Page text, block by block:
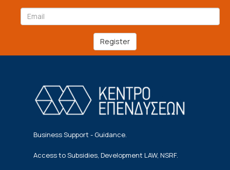
Register
Business Support - Guidance.
Access to Subsidies, Development LAW, NSRF.